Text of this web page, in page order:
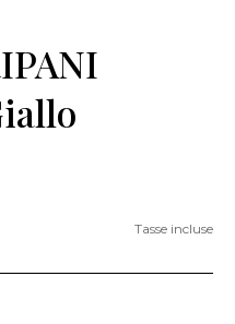
Tasse incluse